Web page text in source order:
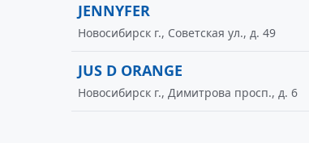
JENNYFER
Новосибирск г., Советская ул., д. 49
JUS D ORANGE
Новосибирск г., Димитрова просп., д. 6